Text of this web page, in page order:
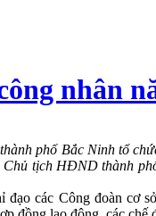
nhân
phố Bắc Ninh tổ
tịch HĐND thành
các Công đoàn cơ